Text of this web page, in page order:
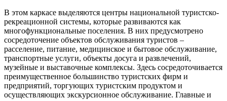
В этом каркасе выделяются центры национальной туристско-
рекреационной системы, которые развиваются как
многофункциональные поселения. В них предусмотрено
сосредоточение объектов обслуживания туристов –
расселение, питание, медицинское и бытовое обслуживание,
транспортные услуги, объекты досуга и развлечений,
музейные и выставочные комплексы. Здесь сосредоточивается
преимущественное большинство туристских фирм и
предприятий, торгующих туристским продуктом и
осуществляющих экскурсионное обслуживание. Главные и